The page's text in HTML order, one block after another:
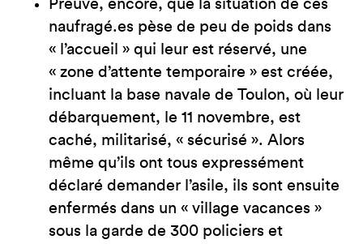
Preuve, encore, que la situation de ces
naufragé.es pèse de peu de poids dans
« l’accueil » qui leur est réservé, une
« zone d’attente temporaire » est créée,
incluant la base navale de Toulon, où leur
débarquement, le 11 novembre, est
caché, militarisé, « sécurisé ». Alors
même qu’ils ont tous expressément
déclaré demander l’asile, ils sont ensuite
enfermés dans un « village vacances »
sous la garde de 300 policiers et